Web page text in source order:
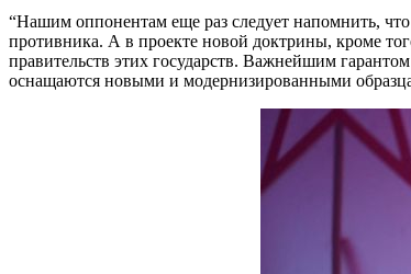
“Нашим оппонентам еще раз следует напомнить,
противника. А в проекте новой доктрины, кроме
правительств этих государств. Важнейшим
оснащаются новыми и модернизированными